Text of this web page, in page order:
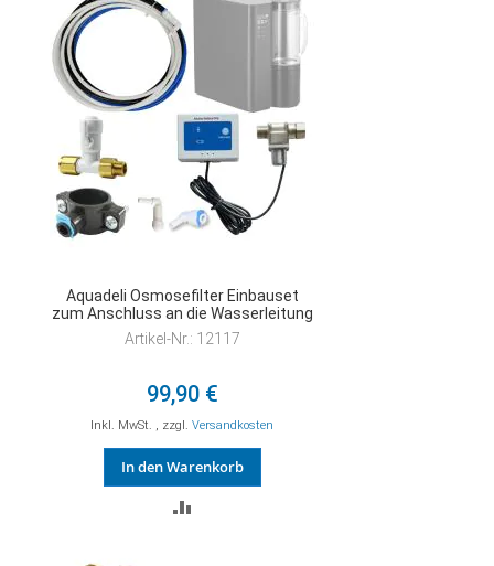
Aquadeli Osmosefilter Einbauset
zum Anschluss an die Wasserleitung
Artikel-Nr.: 12117
99,90 €
Inkl. MwSt. , zzgl. Versandkosten
In den Warenkorb